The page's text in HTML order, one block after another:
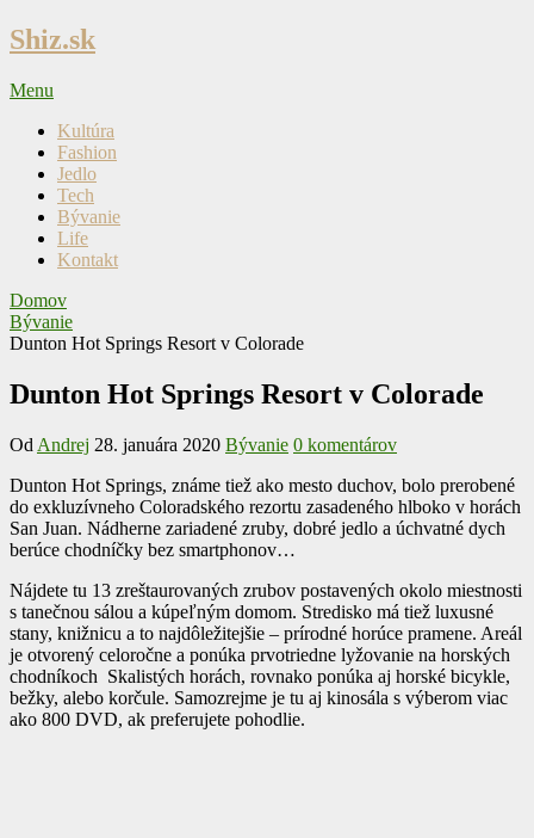
Skip
to
Shiz.sk
Menu
Kultúra
Fashion
Jedlo
Tech
Bývanie
Life
Kontakt
Domov
Bývanie
Dunton Hot Springs Resort v Colorade
Dunton Hot Springs Resort v Colorade
Od Andrej 28. januára 2020 Bývanie 0 komentárov
Dunton Hot Springs, známe tiež ako mesto duchov, bolo prerobené
do exkluzívneho Coloradského rezortu zasadeného hlboko v horách
San Juan. Nádherne zariadené zruby, dobré jedlo a úchvatné dych
berúce chodníčky bez smartphonov…
Nájdete tu 13 zreštaurovaných zrubov postavených okolo miestnosti
s tanečnou sálou a kúpeľným domom. Stredisko má tiež luxusné
stany, knižnicu a to najdôležitejšie – prírodné horúce pramene. Areál
je otvorený celoročne a ponúka prvotriedne lyžovanie na horských
chodníkoch Skalistých horách, rovnako ponúka aj horské bicykle,
bežky, alebo korčule. Samozrejme je tu aj kinosála s výberom viac
ako 800 DVD, ak preferujete pohodlie.